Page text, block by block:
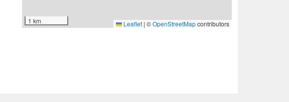
1 km Leaflet | ©OpenStreetMapcontributors